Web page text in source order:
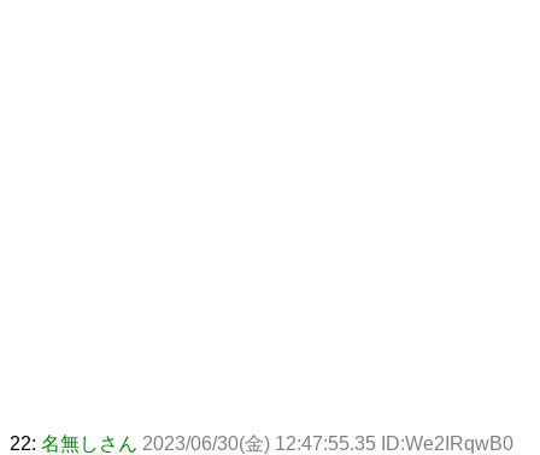
22: 名無しさん 2023/06/30(金) 12:47:55.35 ID:We2IRqwB0